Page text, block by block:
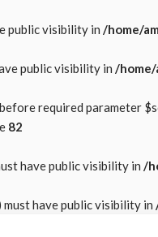
public visibility in /home/
public visibility in /
required parameter
82
have public visibility in /
must have public visibility in